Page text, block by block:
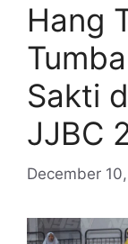
Hang
Sakti
JJBC
December